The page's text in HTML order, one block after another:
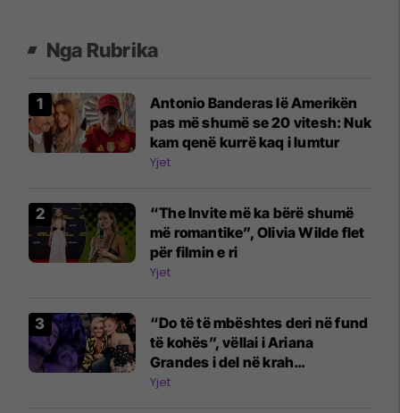
Nga Rubrika
Antonio Banderas lë Amerikën
pas më shumë se 20 vitesh: Nuk
kam qenë kurrë kaq i lumtur
Yjet
“The Invite më ka bërë shumë
më romantike”, Olivia Wilde flet
për filmin e ri
Yjet
“Do të të mbështes deri në fund
të kohës”, vëllai i Ariana
Grandes i del në krah
këngëtares
Yjet